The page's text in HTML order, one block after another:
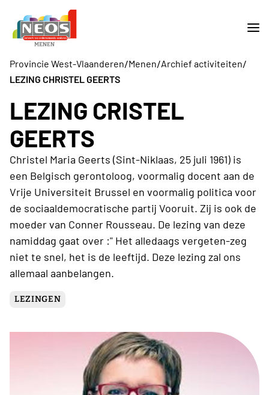
Provincie West-Vlaanderen/Menen/Archief activiteiten/
LEZING CHRISTEL GEERTS
LEZING CRISTEL
GEERTS
Christel Maria Geerts (Sint-Niklaas, 25 juli 1961) is
een Belgisch gerontoloog, voormalig docent aan de
Vrije Universiteit Brussel en voormalig politica voor
de sociaaldemocratische partij Vooruit. Zij is ook de
moeder van Conner Rousseau. De lezing van deze
namiddag gaat over :" Het alledaags vergeten-zeg
niet te snel, het is de leeftijd. Deze lezing zal ons
allemaal aanbelangen.
LEZINGEN